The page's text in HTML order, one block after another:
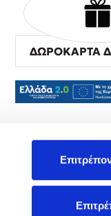
ΔΩΡΟΚΑΡΤΑ